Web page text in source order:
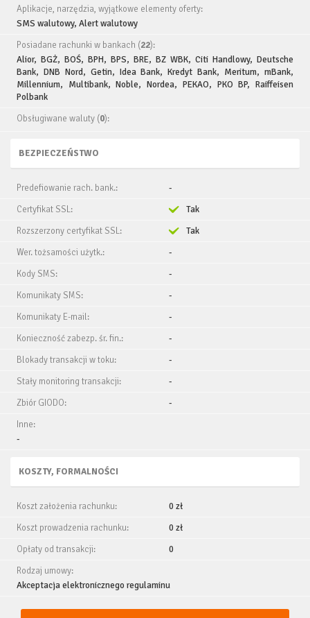
Aplikacje, narzędzia, wyjątkowe elementy oferty:
SMS walutowy, Alert walutowy
Posiadane rachunki w bankach (22):
Alior, BGŻ, BOŚ, BPH, BPS, BRE, BZ WBK, Citi Handlowy, Deutsche
Bank, DNB Nord, Getin, Idea Bank, Kredyt Bank, Meritum, mBank,
Millennium, Multibank, Noble, Nordea, PEKAO, PKO BP, Raiffeisen
Polbank
Obsługiwane waluty (0):
BEZPIECZEŃSTWO
Predefiowanie rach. bank.:
-
Certyfikat SSL:
Tak
Rozszerzony certyfikat SSL:
Tak
Wer. tożsamości użytk.:
-
Kody SMS:
-
Komunikaty SMS:
-
Komunikaty E-mail:
-
Konieczność zabezp. śr. fin.:
-
Blokady transakcji w toku:
-
Stały monitoring transakcji:
-
Zbiór GIODO:
-
Inne:
-
KOSZTY, FORMALNOŚCI
Koszt założenia rachunku:
0 zł
Koszt prowadzenia rachunku:
0 zł
Opłaty od transakcji:
0
Rodzaj umowy:
Akceptacja elektronicznego regulaminu